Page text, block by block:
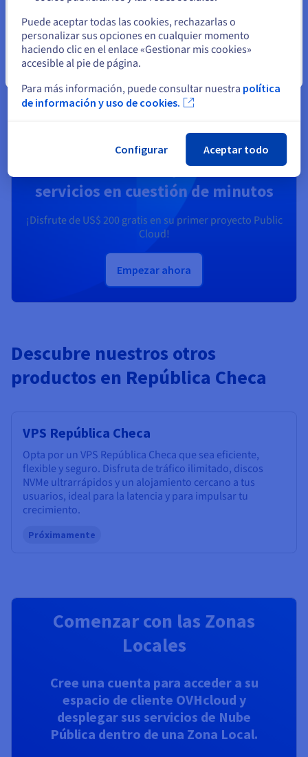
Descubrir Soluciones Identity, Security & Operations
¿Empezamos?
Cree una cuenta y active sus
servicios en cuestión de minutos
¡Disfrute de US$ 200 gratis en su primer proyecto Public
Cloud!
Empezar ahora
Descubre nuestros otros
productos en República Checa
VPS República Checa
Opta por un VPS República Checa que sea eficiente,
flexible y seguro. Disfruta de tráfico ilimitado, discos
NVMe ultrarrápidos y un alojamiento cercano a tus
usuarios, ideal para la latencia y para impulsar tu
crecimiento.
Próximamente
Comenzar con las Zonas
Locales
Cree una cuenta para acceder a su
espacio de cliente OVHcloud y
desplegar sus servicios de Nube
Pública dentro de una Zona Local.
Puede aceptar todas las cookies, rechazarlas o
personalizar sus opciones en cualquier momento
haciendo clic en el enlace «Gestionar mis cookies»
accesible al pie de página.
Para más información, puede consultar nuestra política
de información y uso de cookies.
Configurar Aceptar todo